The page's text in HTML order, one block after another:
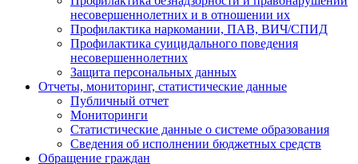
несовершеннолетних и в отношении их
Профилактика наркомании, ПАВ, ВИЧ/СПИД
Профилактика суицидального поведения
несовершеннолетних
Защита персональных данных
Отчеты, мониторинг, статистические данные
Публичный отчет
Мониторинги
Статистические данные о системе образования
Сведения об исполнении бюджетных средств
Обращение граждан